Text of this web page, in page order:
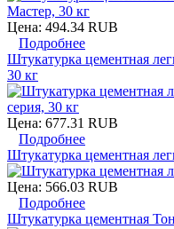
Цена: 494.34 RUB
Подробнее
Штукатурка цементная
30 кг
Цена: 677.31 RUB
Подробнее
Штукатурка цементная
Цена: 566.03 RUB
Подробнее
Штукатурка цементная